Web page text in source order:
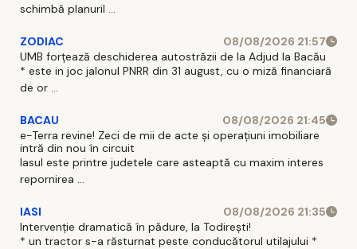
schimbă planuril ...
ZODIAC
08/08/2026 21:57
UMB forțează deschiderea autostrăzii de la Adjud la Bacău
* este in joc jalonul PNRR din 31 august, cu o miză financiară
de or ...
BACAU
08/08/2026 21:45
e-Terra revine! Zeci de mii de acte și operațiuni imobiliare
intră din nou în circuit
Iasul este printre judetele care asteaptă cu maxim interes
repornirea ...
IASI
08/08/2026 21:35
Intervenție dramatică în pădure, la Todirești!
* un tractor s-a răsturnat peste conducătorul utilajului *